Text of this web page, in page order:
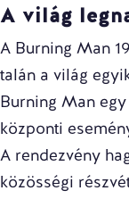
A világ
A Burning Man
talán a világ
Burning Man
központi
A rendezvény
közösségi